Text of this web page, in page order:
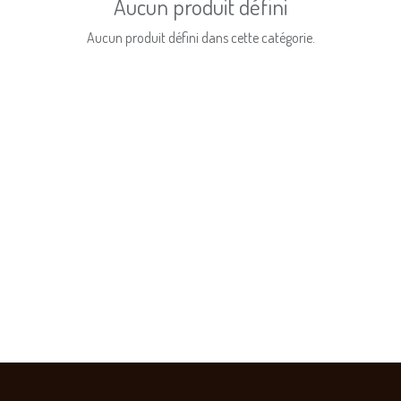
Aucun produit défini
Aucun produit défini dans cette catégorie.